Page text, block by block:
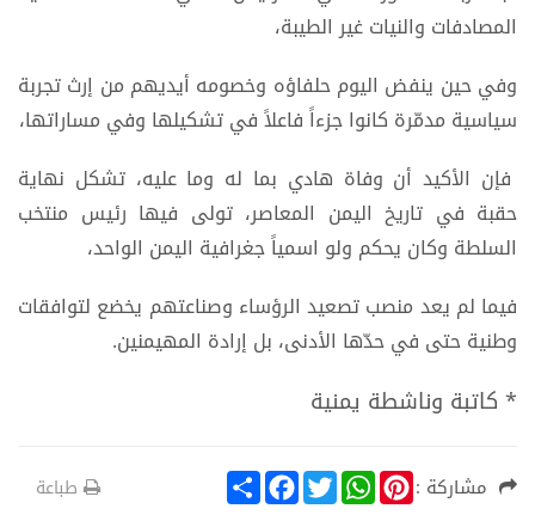
المصادفات والنيات غير الطيبة،
وفي حين ينفض اليوم حلفاؤه وخصومه أيديهم من إرث تجربة
سياسية مدمّرة كانوا جزءاً فاعلاً في تشكيلها وفي مساراتها،
فإن الأكيد أن وفاة هادي بما له وما عليه، تشكل نهاية
حقبة في تاريخ اليمن المعاصر، تولى فيها رئيس منتخب
السلطة وكان يحكم ولو اسمياً جغرافية اليمن الواحد،
فيما لم يعد منصب تصعيد الرؤساء وصناعتهم يخضع لتوافقات
وطنية حتى في حدّها الأدنى، بل إرادة المهيمنين.
* كاتبة وناشطة يمنية
مشاركة : S
h
F
a
T
w
W
h
P
i طباعة